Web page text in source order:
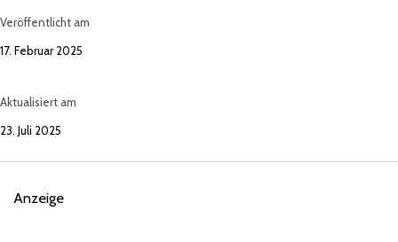
Veröffentlicht am
17. Februar 2025
Aktualisiert am
23. Juli 2025
Anzeige